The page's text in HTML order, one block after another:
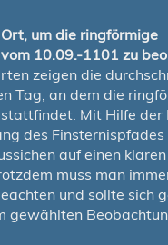
um die ringförmige
10.09.-1101 zu
zeigen die
Tag, an dem die
Mit Hilfe
des Finsternispfades
auf einen
muss man
und sollte sich
gewählten